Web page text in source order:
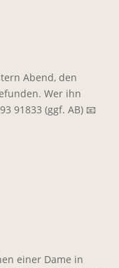
Abend, den
Wer ihn
91833 (ggf. AB) 📧
einer Dame in